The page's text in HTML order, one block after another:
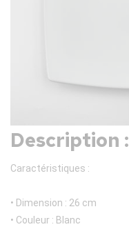
Description :
Caractéristiques :
• Dimension : 26 cm
• Couleur : Blanc